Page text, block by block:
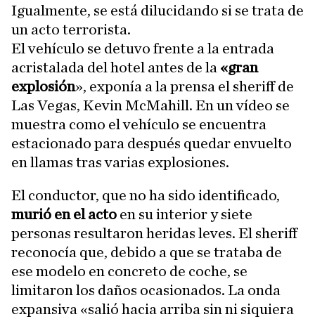
Igualmente, se está dilucidando si se trata de
un acto terrorista.
El vehículo se detuvo frente a la entrada
acristalada del hotel antes de la «gran
explosión», exponía a la prensa el sheriff de
Las Vegas, Kevin McMahill. En un vídeo se
muestra como el vehículo se encuentra
estacionado para después quedar envuelto
en llamas tras varias explosiones.
El conductor, que no ha sido identificado,
murió en el acto en su interior y siete
personas resultaron heridas leves. El sheriff
reconocía que, debido a que se trataba de
ese modelo en concreto de coche, se
limitaron los daños ocasionados. La onda
expansiva «salió hacia arriba sin ni siquiera